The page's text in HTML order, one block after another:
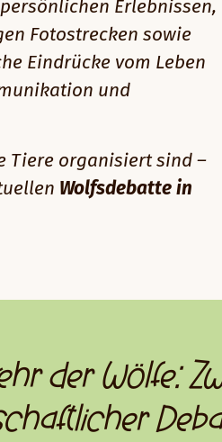
Erlebnissen,
Fotostrecken sowie
Eindrücke vom Leben
und
Tiere organisiert sind –
Wolfsdebatte in
der Wölfe: